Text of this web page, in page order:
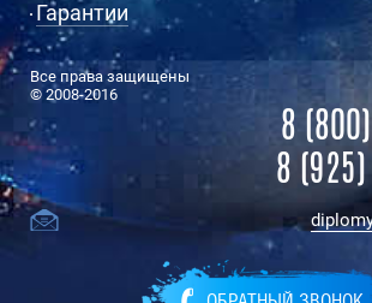
Гарантии
Все права защищены
© 2008-2016
8
8